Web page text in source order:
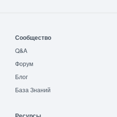
Сообщество
Q&A
Форум
Блог
База Знаний